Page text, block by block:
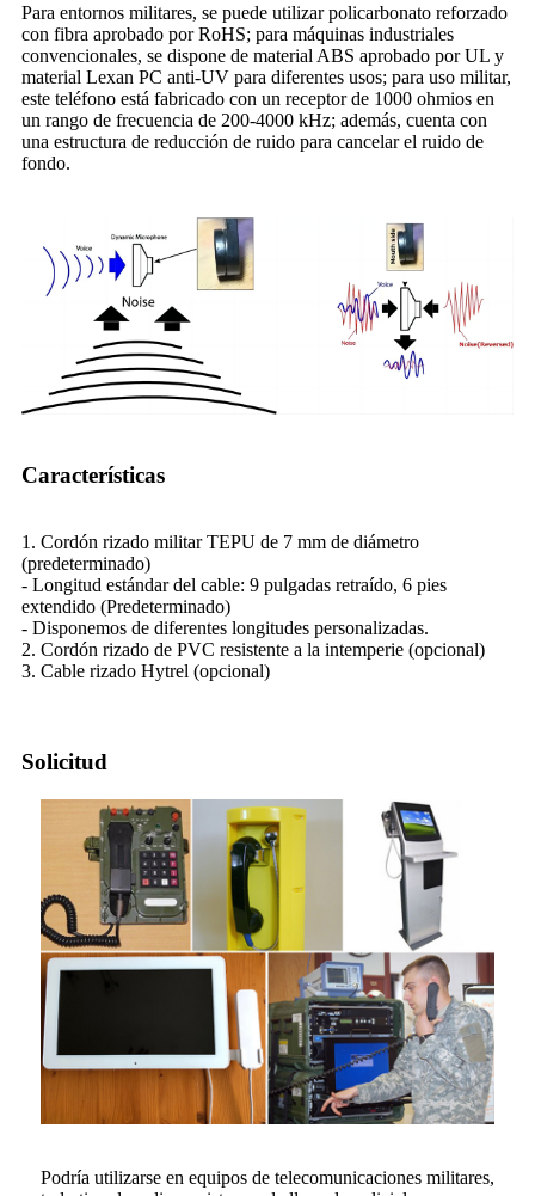
Para entornos militares, se puede utilizar policarbonato reforzado
con fibra aprobado por RoHS; para máquinas industriales
convencionales, se dispone de material ABS aprobado por UL y
material Lexan PC anti-UV para diferentes usos; para uso militar,
este teléfono está fabricado con un receptor de 1000 ohmios en
un rango de frecuencia de 200-4000 kHz; además, cuenta con
una estructura de reducción de ruido para cancelar el ruido de
fondo.
Características
1. Cordón rizado militar TEPU de 7 mm de diámetro
(predeterminado)
- Longitud estándar del cable: 9 pulgadas retraído, 6 pies
extendido (Predeterminado)
- Disponemos de diferentes longitudes personalizadas.
2. Cordón rizado de PVC resistente a la intemperie (opcional)
3. Cable rizado Hytrel (opcional)
Solicitud
Podría utilizarse en equipos de telecomunicaciones militares,